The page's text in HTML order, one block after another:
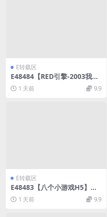
E转载区
E48484【RED引擎-2003我本
沉默】三职业版本传奇手游WI
N手工架设服务端
1 天前 9.9
E转载区
E48483【八个小游戏H5】三
网小游戏集合Linux外网手工
端 1 天前 9.9